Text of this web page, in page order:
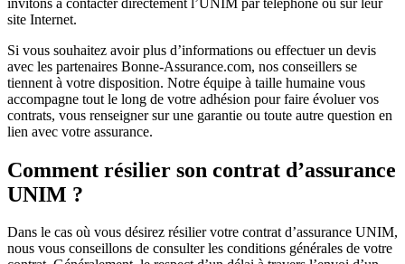
site Internet.
Si vous souhaitez avoir plus d’informations ou effectuer un devis
avec les partenaires Bonne-Assurance.com, nos conseillers se
tiennent à votre disposition. Notre équipe à taille humaine vous
accompagne tout le long de votre adhésion pour faire évoluer vos
contrats, vous renseigner sur une garantie ou toute autre question en
lien avec votre assurance.
Comment résilier son contrat d’assurance
UNIM ?
Dans le cas où vous désirez résilier votre contrat d’assurance UNIM,
nous vous conseillons de consulter les conditions générales de votre